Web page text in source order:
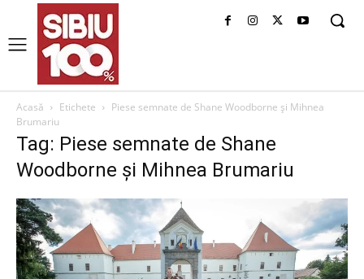
Acasă Etichete
Piese semnate de Shane Woodborne și Mihnea
Brumariu
Tag: Piese semnate de Shane
Woodborne și Mihnea Brumariu